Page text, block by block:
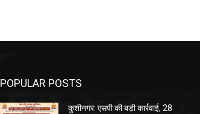
POPULAR POSTS
कुशीनगर: एसपी की बड़ी कार्रवाई, 28